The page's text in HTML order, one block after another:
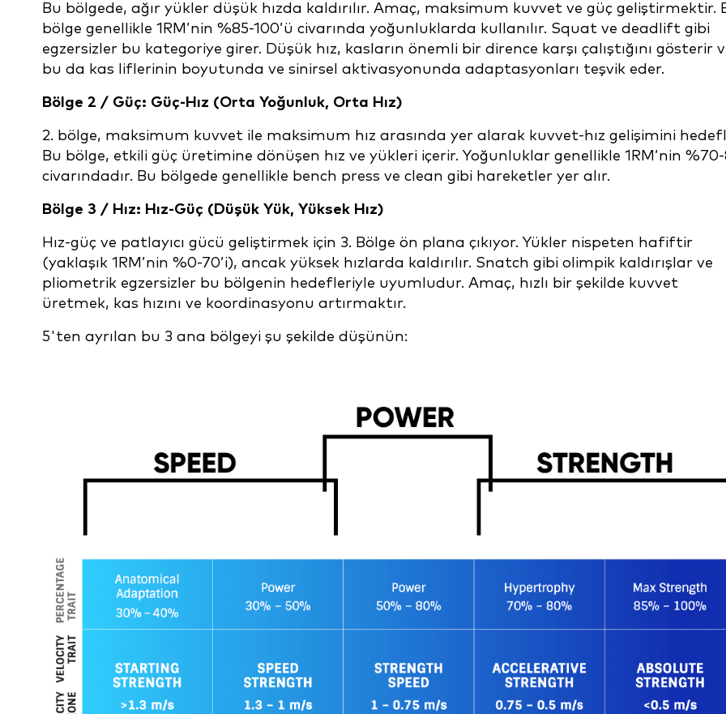
Bu bölgede, ağır yükler düşük hızda kaldırılır. Amaç, maksimum kuvvet ve güç geliştirmektir.
bölge genellikle 1RM’nin %85-100’ü civarında yoğunluklarda kullanılır. Squat ve deadlift gibi
egzersizler bu kategoriye girer. Düşük hız, kasların önemli bir dirence karşı çalıştığını gösterir
bu da kas liflerinin boyutunda ve sinirsel aktivasyonunda adaptasyonları teşvik eder.
Bölge 2 / Güç: Güç-Hız (Orta Yoğunluk, Orta Hız)
2. bölge, maksimum kuvvet ile maksimum hız arasında yer alarak kuvvet-hız gelişimini
Bu bölge, etkili güç üretimine dönüşen hız ve yükleri içerir. Yoğunluklar genellikle 1RM’nin
civarındadır. Bu bölgede genellikle bench press ve clean gibi hareketler yer alır.
Bölge 3 / Hız: Hız-Güç (Düşük Yük, Yüksek Hız)
Hız-güç ve patlayıcı gücü geliştirmek için 3. Bölge ön plana çıkıyor. Yükler nispeten hafiftir
(yaklaşık 1RM’nin %0-70’i), ancak yüksek hızlarda kaldırılır. Snatch gibi olimpik kaldırışlar ve
pliometrik egzersizler bu bölgenin hedefleriyle uyumludur. Amaç, hızlı bir şekilde kuvvet
üretmek, kas hızını ve koordinasyonu artırmaktır.
5'ten ayrılan bu 3 ana bölgeyi şu şekilde düşünün: